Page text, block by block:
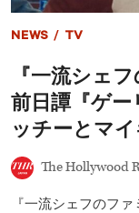
NEWS / TV
『一流シェ
前日譚『ゲー
ッチーとマ
The Hollywood
『一流シェフのフ